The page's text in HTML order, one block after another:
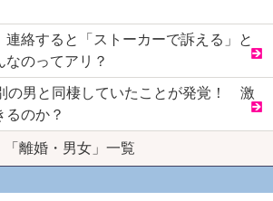
連絡すると「ストーカーで訴える」と
のってアリ？
の男と同棲していたことが発覚！ 激
るのか？
「離婚・男女」一覧